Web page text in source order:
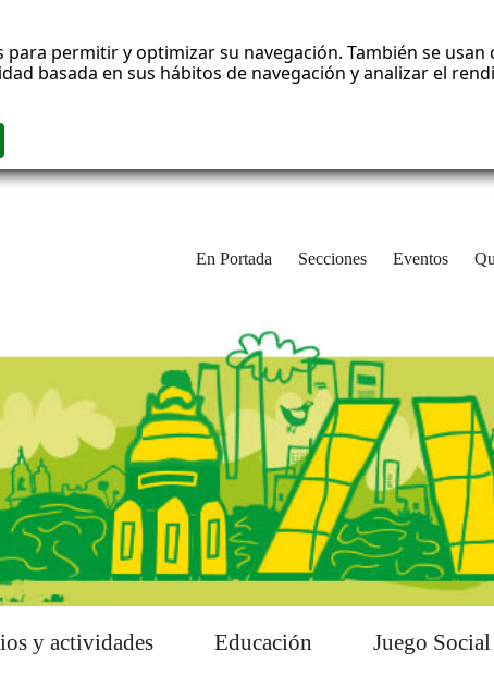
para permitir y optimizar su navegación. También se
basada en sus hábitos de navegación y analizar el
En Portada Secciones Eventos
y actividades Educación Juego Social